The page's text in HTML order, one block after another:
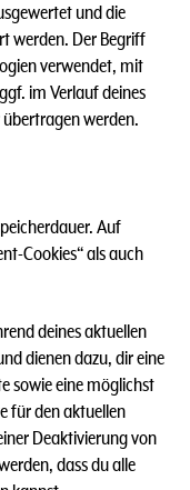
und die
werden. Der Begriff
verwendet, mit
im Verlauf deines
werden.
Auf
Cookies“ als auch
deines aktuellen
dienen dazu, dir eine
sowie eine möglichst
für den aktuellen
Deaktivierung von
dass du alle